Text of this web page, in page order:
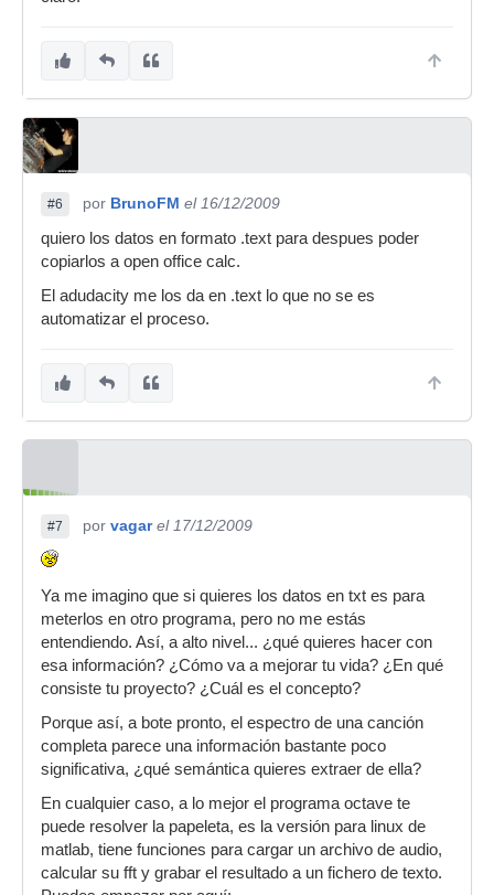
#6 por BrunoFM el 16/12/2009
quiero los datos en formato .text para despues poder
copiarlos a open office calc.
El adudacity me los da en .text lo que no se es
automatizar el proceso.
#7 por vagar el 17/12/2009
Ya me imagino que si quieres los datos en txt es para
meterlos en otro programa, pero no me estás
entendiendo. Así, a alto nivel... ¿qué quieres hacer con
esa información? ¿Cómo va a mejorar tu vida? ¿En qué
consiste tu proyecto? ¿Cuál es el concepto?
Porque así, a bote pronto, el espectro de una canción
completa parece una información bastante poco
significativa, ¿qué semántica quieres extraer de ella?
En cualquier caso, a lo mejor el programa octave te
puede resolver la papeleta, es la versión para linux de
matlab, tiene funciones para cargar un archivo de audio,
calcular su fft y grabar el resultado a un fichero de texto.